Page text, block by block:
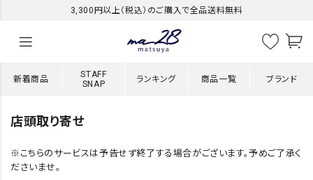
3,300円以上（税込）のご購入で全品送料無料
新着商品
STAFF
SNAP
ランキング 商品一覧 ブランド
店頭取り寄せ
※こちらのサービスは予告せず終了する場合がございます。予めご了承く
ださいませ。